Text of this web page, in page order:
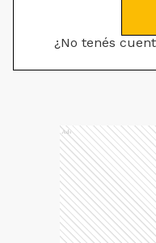
¿No tenés
Ads